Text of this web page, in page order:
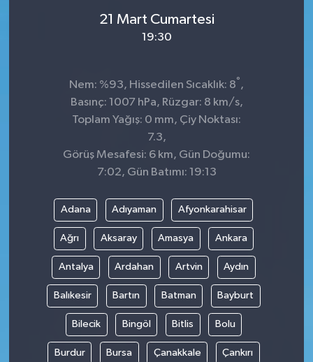
21 Mart Cumartesi
19:30
Nem: %93, Hissedilen Sıcaklık: 8° ,
Basınç: 1007 hPa, Rüzgar: 8 km/s,
Toplam Yağış: 0 mm, Çiy Noktası:
7.3,
Görüş Mesafesi: 6 km, Gün Doğumu:
7:02, Gün Batımı: 19:13
Adana Adıyaman Afyonkarahisar
Ağrı Aksaray Amasya Ankara
Antalya Ardahan Artvin Aydın
Balıkesir Bartın Batman Bayburt
Bilecik Bingöl Bitlis Bolu
Burdur Bursa Çanakkale Çankırı